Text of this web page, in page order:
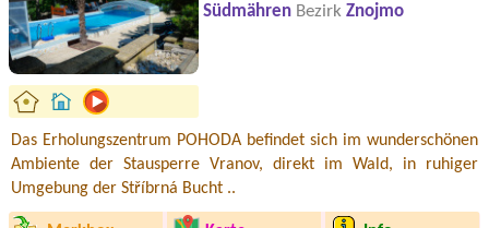
Südmähren Bezirk Znojmo
Das Erholungszentrum POHODA befindet sich im wunderschönen
Ambiente der Stausperre Vranov, direkt im Wald, in ruhiger
Umgebung der Stříbrná Bucht ..